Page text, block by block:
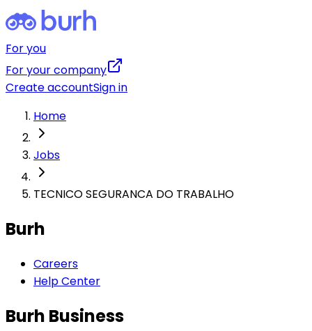
For you
For your company
Create accountSign in
Home
Jobs
TECNICO SEGURANCA DO TRABALHO
Burh
Careers
Help Center
Burh Business